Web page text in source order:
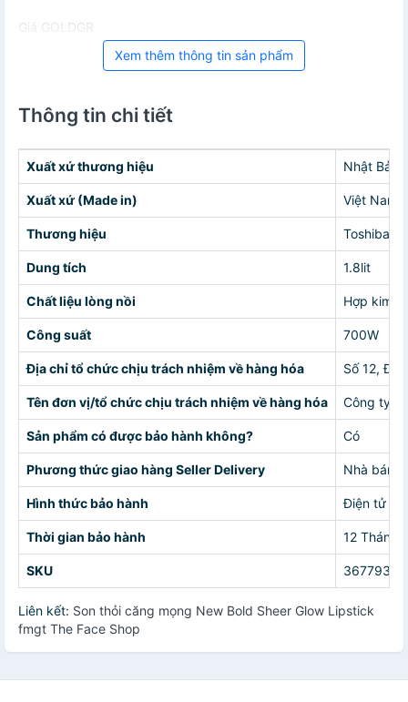
Giá GOLDGR
Xem thêm thông tin sản phẩm
Thông tin chi tiết
Xuất xứ thương hiệu Nhật Bản
Xuất xứ (Made in) Việt Nam
Thương hiệu Toshiba
Dung tích 1.8lit
Chất liệu lòng nồi Hợp kim
Công suất 700W
Địa chỉ tổ chức chịu trách nhiệm về hàng hóa Số 12,
Tên đơn vị/tổ chức chịu trách nhiệm về hàng hóa Công ty
Sản phẩm có được bảo hành không? Có
Phương thức giao hàng Seller Delivery Nhà bán
Hình thức bảo hành Điện tử
Thời gian bảo hành 12 Tháng
SKU
Liên kết: Son thỏi căng mọng New Bold Sheer Glow Lipstick
fmgt The Face Shop